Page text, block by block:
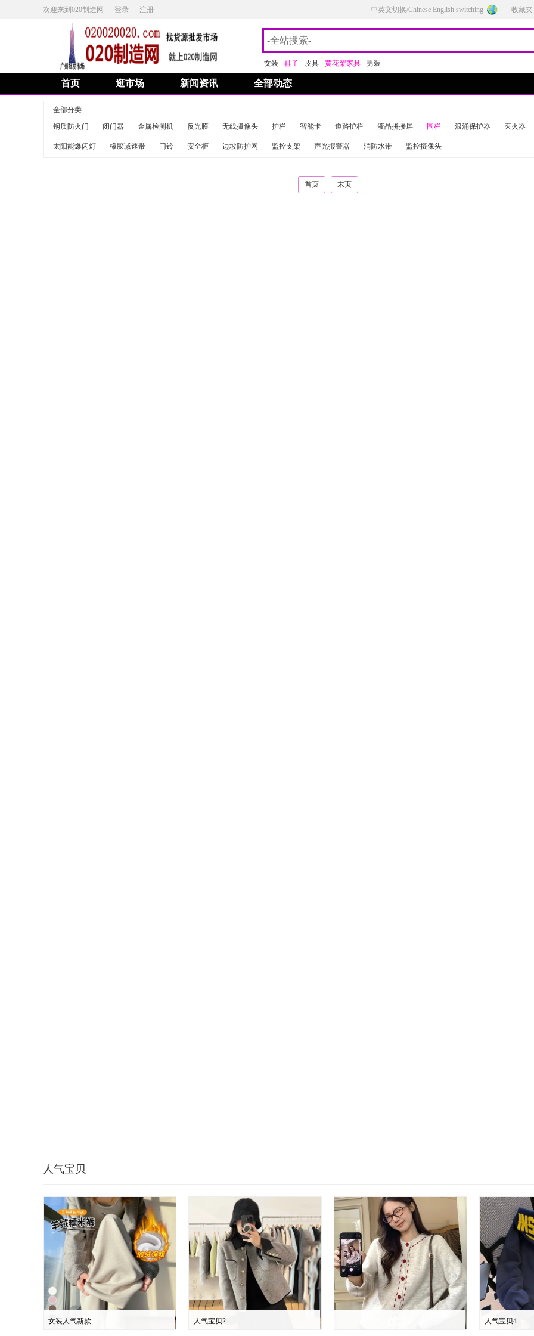
欢迎来到020制造网 登录 注册 中英文切换/Chinese English switching 收藏夹
女装 鞋子 皮具 黄花梨家具 男装
首页 逛市场 新闻资讯 全部动态
全部分类
钢质防火门
闭门器 金属检测机 反光膜 无线摄像头 护栏 智能卡 道路护栏 液晶拼接屏 围栏 浪涌保护器 灭火器
太阳能爆闪灯 橡胶减速带 门铃 安全柜 边坡防护网 监控支架 声光报警器 消防水带 监控摄像头
首页 末页
人气宝贝
女装人气新款 人气宝贝2 人气宝贝4